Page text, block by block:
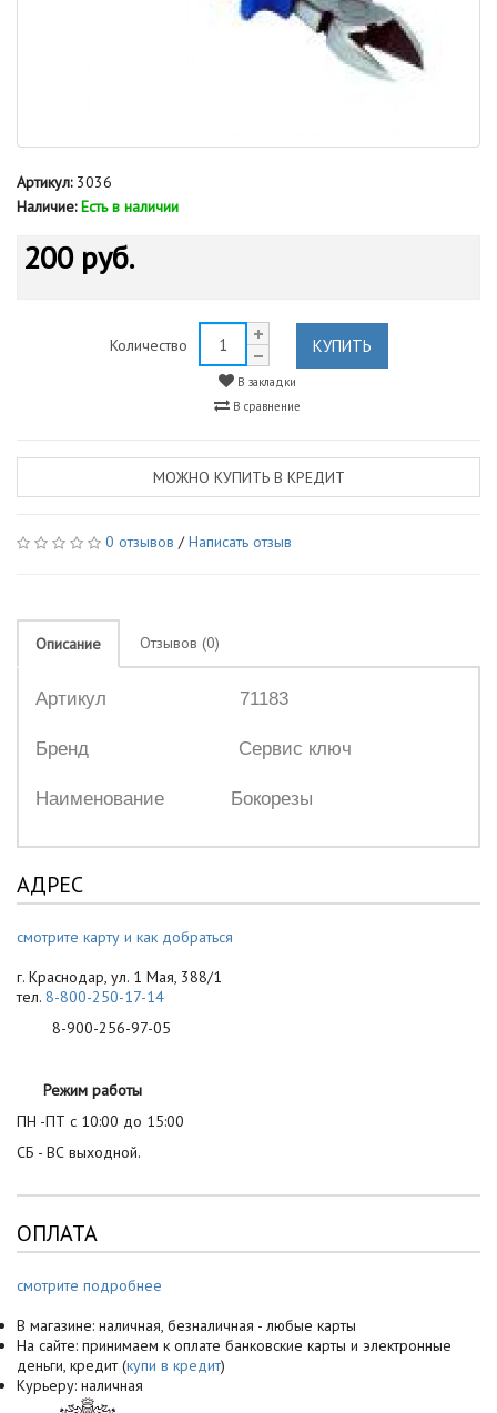
Артикул:3036
Наличие: Есть в наличии
200 руб.
Количество КУПИТЬ
В закладки
В сравнение
МОЖНО КУПИТЬ В КРЕДИТ
0 отзывов /Написать отзыв
Описание Отзывов (0)
Артикул 71183
Бренд Сервис ключ
Наименование Бокорезы
АДРЕС
смотрите карту и как добраться
г. Краснодар, ул. 1 Мая, 388/1
тел. 8-800-250-17-14
8-900-256-97-05
Режим работы
ПН -ПТ с 10:00 до 15:00
СБ - ВС выходной.
ОПЛАТА
смотрите подробнее
В магазине: наличная, безналичная - любые карты
На сайте: принимаем к оплате банковские карты и электронные
деньги, кредит (купи в кредит)
Курьеру: наличная